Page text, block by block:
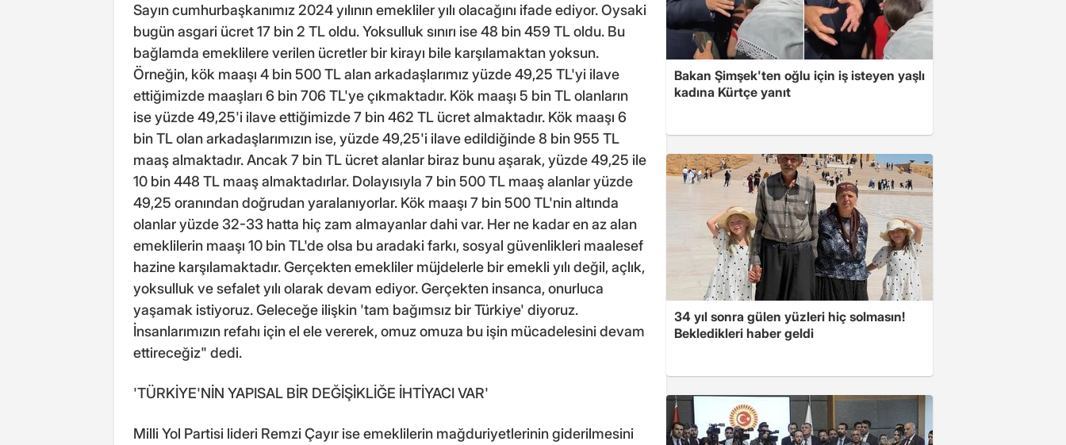
Sayın cumhurbaşkanımız 2024 yılının emekliler yılı olacağını ifade ediyor. Oysaki
bugün asgari ücret 17 bin 2 TL oldu. Yoksulluk sınırı ise 48 bin 459 TL oldu. Bu
bağlamda emeklilere verilen ücretler bir kirayı bile karşılamaktan yoksun.
Örneğin, kök maaşı 4 bin 500 TL alan arkadaşlarımız yüzde 49,25 TL'yi ilave
ettiğimizde maaşları 6 bin 706 TL'ye çıkmaktadır. Kök maaşı 5 bin TL olanların
ise yüzde 49,25'i ilave ettiğimizde 7 bin 462 TL ücret almaktadır. Kök maaşı 6
bin TL olan arkadaşlarımızın ise, yüzde 49,25'i ilave edildiğinde 8 bin 955 TL
maaş almaktadır. Ancak 7 bin TL ücret alanlar biraz bunu aşarak, yüzde 49,25 ile
10 bin 448 TL maaş almaktadırlar. Dolayısıyla 7 bin 500 TL maaş alanlar yüzde
49,25 oranından doğrudan yaralanıyorlar. Kök maaşı 7 bin 500 TL'nin altında
olanlar yüzde 32-33 hatta hiç zam almayanlar dahi var. Her ne kadar en az alan
emeklilerin maaşı 10 bin TL'de olsa bu aradaki farkı, sosyal güvenlikleri maalesef
hazine karşılamaktadır. Gerçekten emekliler müjdelerle bir emekli yılı değil, açlık,
yoksulluk ve sefalet yılı olarak devam ediyor. Gerçekten insanca, onurluca
yaşamak istiyoruz. Geleceğe ilişkin 'tam bağımsız bir Türkiye' diyoruz.
İnsanlarımızın refahı için el ele vererek, omuz omuza bu işin mücadelesini devam
ettireceğiz" dedi.
'TÜRKİYE'NİN YAPISAL BİR DEĞİŞİKLİĞE İHTİYACI VAR'
Milli Yol Partisi lideri Remzi Çayır ise emeklilerin mağduriyetlerinin giderilmesini
Bakan Şimşek'ten oğlu için iş isteyen yaşlı
kadına Kürtçe yanıt
34 yıl sonra gülen yüzleri hiç solmasın!
Bekledikleri haber geldi